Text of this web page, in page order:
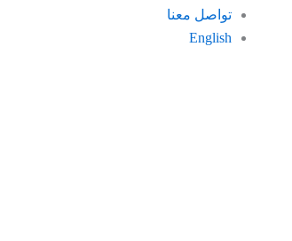
تواصل معنا
English